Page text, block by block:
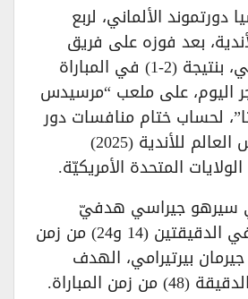
الألماني، لربع
بعد فوزه على فريق
مونتيري المكسيكي، بنتيجة (2-1) في المباراة
اليوم، على ملعب “مرسيدس
لحساب ختام منافسات دور
الـ(16) ببطولة كأس العالم للأندية (2025)
المتحدة الأمريكيّة.
سيرهو جيراسي هدفيّ
الفريق الألماني، في الدقيقتين (14 و24) من زمن
بيرتيرامي، الهدف
المباراة.